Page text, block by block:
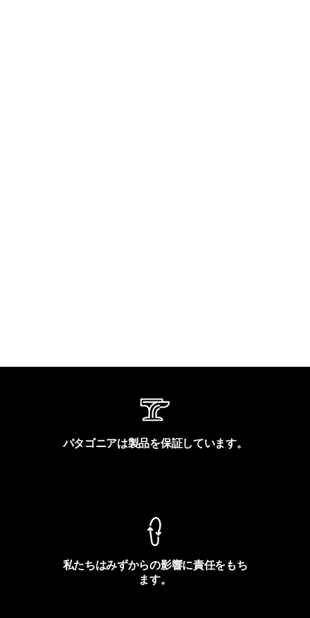
パタゴニアは製品を保証しています。
私たちはみずからの影響に責任をもち
ます。